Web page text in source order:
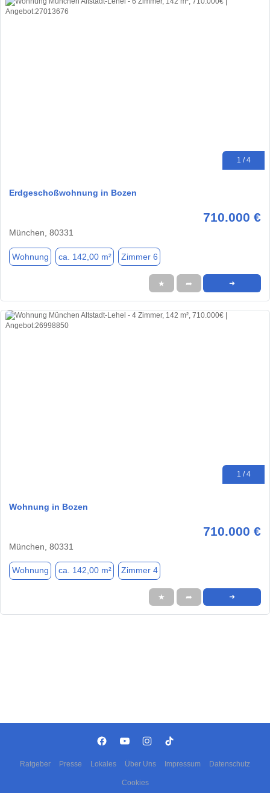
1 / 4
Erdgeschoßwohnung in Bozen
710.000 €
München, 80331
Wohnung ca. 142,00 m² Zimmer 6
★ ➦ ➜
1 / 4
Wohnung in Bozen
710.000 €
München, 80331
Wohnung ca. 142,00 m² Zimmer 4
★ ➦ ➜
Ratgeber Presse Lokales Über Uns Impressum Datenschutz
Cookies